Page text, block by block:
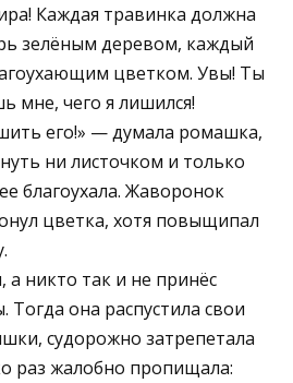
Каждая травинка должна
зелёным деревом, каждый
цветком. Увы! Ты
мне, чего я лишился!
его!» — думала ромашка,
ни листочком и только
благоухала. Жаворонок
цветка, хотя повыщипал
никто так и не принёс
она распустила свои
судорожно затрепетала
раз жалобно пропищала: